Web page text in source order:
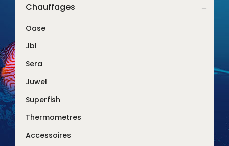
Chauffages 
Oase
Jbl
Sera
Juwel
Superfish
Thermometres
Accessoires